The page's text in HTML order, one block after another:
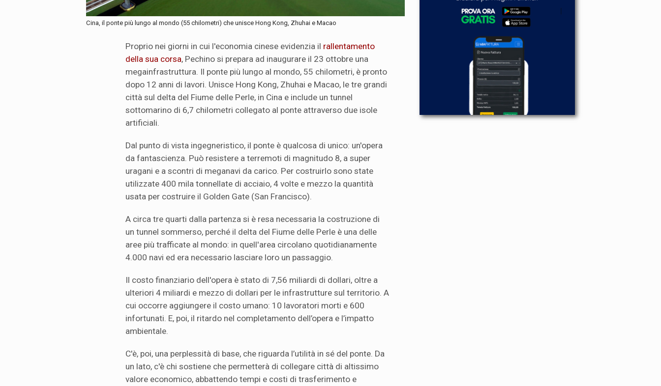
Cina, il ponte più lungo al mondo (55 chilometri) che unisce Hong Kong, Zhuhai e Macao
Proprio nei giorni in cui l'economia cinese evidenzia il rallentamento
della sua corsa, Pechino si prepara ad inaugurare il 23 ottobre una
megainfrastruttura. Il ponte più lungo al mondo, 55 chilometri, è pronto
dopo 12 anni di lavori. Unisce Hong Kong, Zhuhai e Macao, le tre grandi
città sul delta del Fiume delle Perle, in Cina e include un tunnel
sottomarino di 6,7 chilometri collegato al ponte attraverso due isole
artificiali.
Dal punto di vista ingegneristico, il ponte è qualcosa di unico: un'opera
da fantascienza. Può resistere a terremoti di magnitudo 8, a super
uragani e a scontri di meganavi da carico. Per costruirlo sono state
utilizzate 400 mila tonnellate di acciaio, 4 volte e mezzo la quantità
usata per costruire il Golden Gate (San Francisco).
A circa tre quarti dalla partenza si è resa necessaria la costruzione di
un tunnel sommerso, perché il delta del Fiume delle Perle è una delle
aree più trafficate al mondo: in quell'area circolano quotidianamente
4.000 navi ed era necessario lasciare loro un passaggio.
Il costo finanziario dell'opera è stato di 7,56 miliardi di dollari, oltre a
ulteriori 4 miliardi e mezzo di dollari per le infrastrutture sul territorio. A
cui occorre aggiungere il costo umano: 10 lavoratori morti e 600
infortunati. E, poi, il ritardo nel completamento dell’opera e l’impatto
ambientale.
C'è, poi, una perplessità di base, che riguarda l’utilità in sé del ponte. Da
un lato, c'è chi sostiene che permetterà di collegare città di altissimo
valore economico, abbattendo tempi e costi di trasferimento e